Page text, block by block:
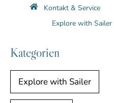
Kontakt & Service
Explore with Sailer
Kategorien
Explore with Sailer